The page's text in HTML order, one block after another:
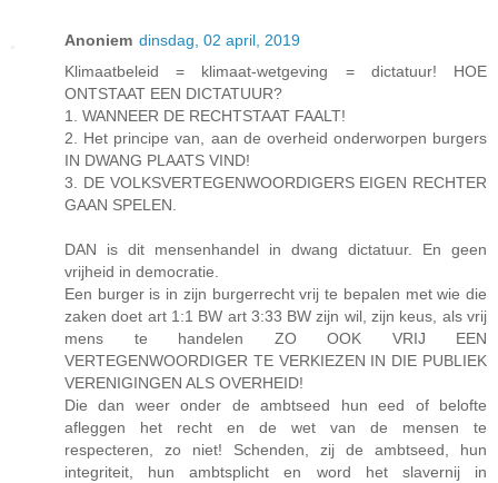
Anoniem dinsdag, 02 april, 2019
Klimaatbeleid = klimaat-wetgeving = dictatuur! HOE
ONTSTAAT EEN DICTATUUR?
1. WANNEER DE RECHTSTAAT FAALT!
2. Het principe van, aan de overheid onderworpen burgers
IN DWANG PLAATS VIND!
3. DE VOLKSVERTEGENWOORDIGERS EIGEN RECHTER
GAAN SPELEN.
DAN is dit mensenhandel in dwang dictatuur. En geen
vrijheid in democratie.
Een burger is in zijn burgerrecht vrij te bepalen met wie die
zaken doet art 1:1 BW art 3:33 BW zijn wil, zijn keus, als vrij
mens te handelen ZO OOK VRIJ EEN
VERTEGENWOORDIGER TE VERKIEZEN IN DIE PUBLIEK
VERENIGINGEN ALS OVERHEID!
Die dan weer onder de ambtseed hun eed of belofte
afleggen het recht en de wet van de mensen te
respecteren, zo niet! Schenden, zij de ambtseed, hun
integriteit, hun ambtsplicht en word het slavernij in